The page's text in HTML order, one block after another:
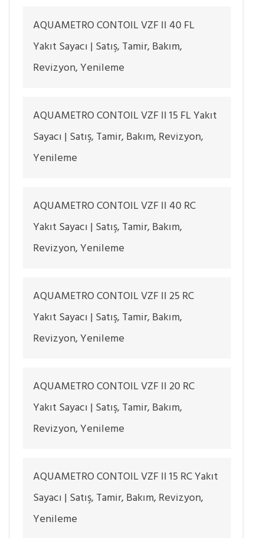
AQUAMETRO CONTOIL VZF II 40 FL
Yakıt Sayacı | Satış, Tamir, Bakım,
Revizyon, Yenileme
AQUAMETRO CONTOIL VZF II 15 FL Yakıt
Sayacı | Satış, Tamir, Bakım, Revizyon,
Yenileme
AQUAMETRO CONTOIL VZF II 40 RC
Yakıt Sayacı | Satış, Tamir, Bakım,
Revizyon, Yenileme
AQUAMETRO CONTOIL VZF II 25 RC
Yakıt Sayacı | Satış, Tamir, Bakım,
Revizyon, Yenileme
AQUAMETRO CONTOIL VZF II 20 RC
Yakıt Sayacı | Satış, Tamir, Bakım,
Revizyon, Yenileme
AQUAMETRO CONTOIL VZF II 15 RC Yakıt
Sayacı | Satış, Tamir, Bakım, Revizyon,
Yenileme